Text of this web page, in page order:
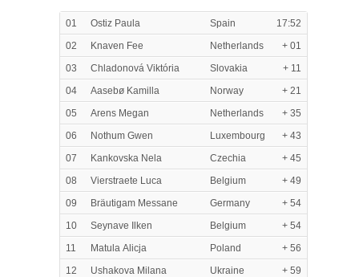
01 Ostiz Paula Spain
17:52
02
Knaven Fee Netherlands
+ 01
03
Chladonová Viktória Slovakia
+ 11
04
Aasebø Kamilla Norway
+ 21
05
Arens Megan Netherlands
+ 35
06
Nothum Gwen Luxembourg
+ 43
07
Kankovska Nela Czechia
+ 45
08
Vierstraete Luca Belgium
+ 49
09
Bräutigam Messane Germany
+ 54
10
Seynave Ilken Belgium
+ 54
11
Matula Alicja Poland
+ 56
12
Ushakova Milana Ukraine
+ 59